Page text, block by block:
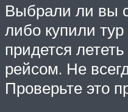
Выбрали ли вы
либо купили
придется
рейсом. Не
Проверьте это